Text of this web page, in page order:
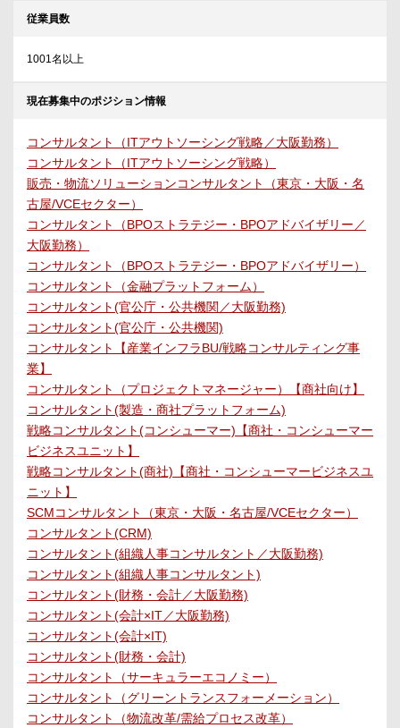
従業員数
1001名以上
現在募集中のポジション情報
コンサルタント（ITアウトソーシング戦略／大阪勤務）
コンサルタント（ITアウトソーシング戦略）
販売・物流ソリューションコンサルタント（東京・大阪・名
古屋/VCEセクター）
コンサルタント（BPOストラテジー・BPOアドバイザリー／
大阪勤務）
コンサルタント（BPOストラテジー・BPOアドバイザリー）
コンサルタント（金融プラットフォーム）
コンサルタント(官公庁・公共機関／大阪勤務)
コンサルタント(官公庁・公共機関)
コンサルタント【産業インフラBU/戦略コンサルティング事
業】
コンサルタント（プロジェクトマネージャー）【商社向け】
コンサルタント(製造・商社プラットフォーム)
戦略コンサルタント(コンシューマー)【商社・コンシューマー
ビジネスユニット】
戦略コンサルタント(商社)【商社・コンシューマービジネスユ
ニット】
SCMコンサルタント（東京・大阪・名古屋/VCEセクター）
コンサルタント(CRM)
コンサルタント(組織人事コンサルタント／大阪勤務)
コンサルタント(組織人事コンサルタント)
コンサルタント(財務・会計／大阪勤務)
コンサルタント(会計×IT／大阪勤務)
コンサルタント(会計×IT)
コンサルタント(財務・会計)
コンサルタント（サーキュラーエコノミー）
コンサルタント（グリーントランスフォーメーション）
コンサルタント（物流改革/需給プロセス改革）